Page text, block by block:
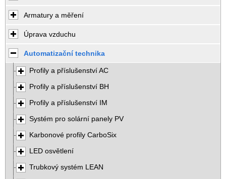
Armatury a měření
Úprava vzduchu
Automatizační technika
Profily a příslušenství AC
Profily a příslušenství BH
Profily a příslušenství IM
Systém pro solární panely PV
Karbonové profily CarboSix
LED osvětlení
Trubkový systém LEAN